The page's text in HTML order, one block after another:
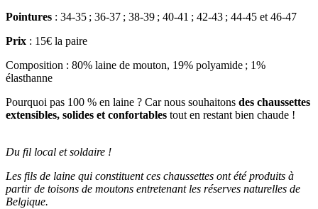
Pointures : 34-35 ; 36-37 ; 38-39 ; 40-41 ; 42-43 ; 44-45 et 46-47
Prix : 15€ la paire
Composition : 80% laine de mouton, 19% polyamide ; 1%
élasthanne
Pourquoi pas 100 % en laine ? Car nous souhaitons des chaussettes
extensibles, solides et confortables tout en restant bien chaude !
Du fil local et soldaire !
Les fils de laine qui constituent ces chaussettes ont été produits à
partir de toisons de moutons entretenant les réserves naturelles de
Belgique.